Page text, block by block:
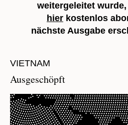
weitergeleitet
hier kostenlos
nächste Ausgabe
VIETNAM
Ausgeschöpft